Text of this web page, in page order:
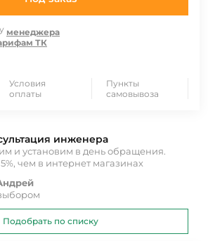
менеджера
ТК
Условия
оплаты
Пункты
самовывоза
инженера
и установим в день обращения.
чем в интернет магазинах
Подобрать по списку